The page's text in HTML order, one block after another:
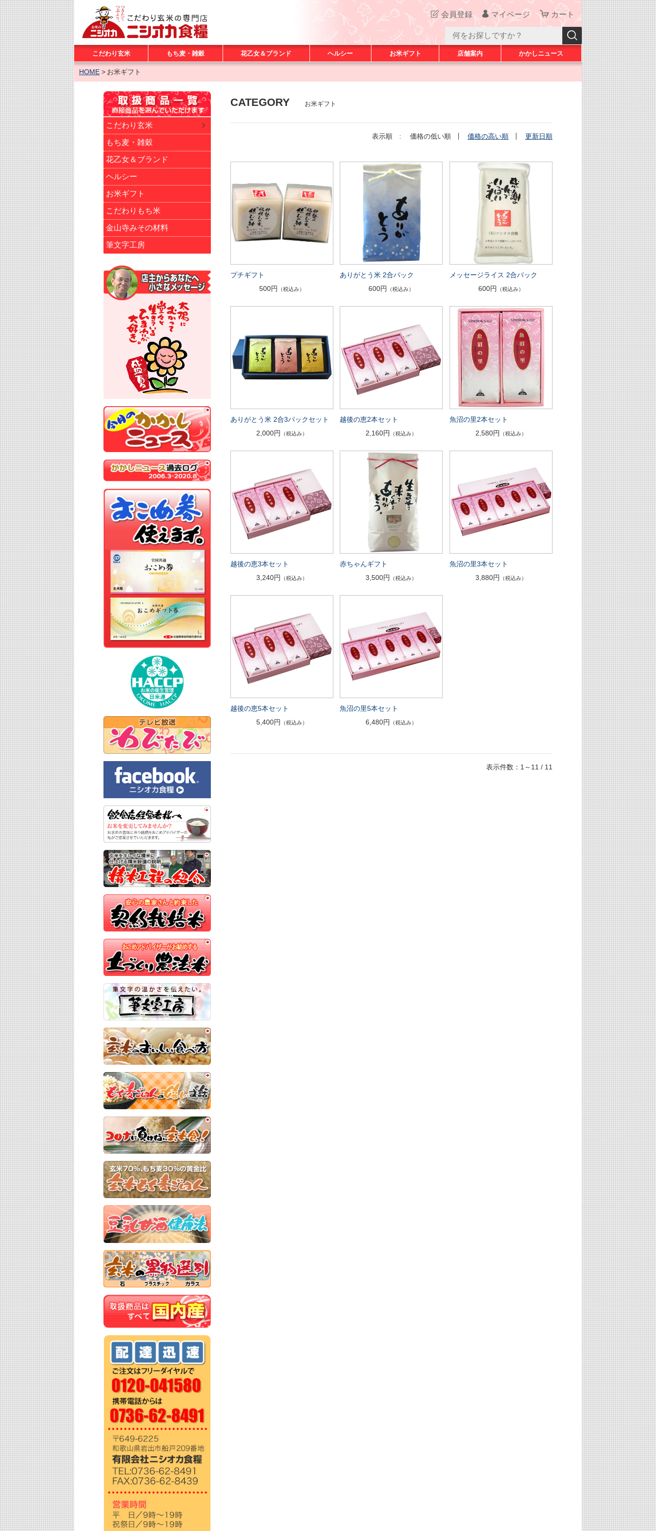
会員登録 マイページ カート
こだわり玄米 もち麦・雑穀 花乙女＆ブランド ヘルシー お米ギフト 店舗案内 かかしニュース
HOME お米ギフト
CATEGORY お米ギフト
表示順 : 価格の低い順 価格の高い順 更新日順
プチギフト
500円
（税込み）
ありがとう米 2合パック
600円
（税込み）
メッセージライス 2合パック
600円
（税込み）
ありがとう米 2合3パックセット
2,000円
（税込み）
越後の恵2本セット
2,160円
（税込み）
魚沼の里2本セット
2,580円
（税込み）
越後の恵3本セット
3,240円
（税込み）
赤ちゃんギフト
3,500円
（税込み）
魚沼の里3本セット
3,880円
（税込み）
越後の恵5本セット
5,400円
（税込み）
魚沼の里5本セット
6,480円
（税込み）
表示件数：1～11 / 11
こだわり玄米
もち麦・雑穀
花乙女＆ブランド
ヘルシー
お米ギフト
こだわりもち米
金山寺みその材料
筆文字工房